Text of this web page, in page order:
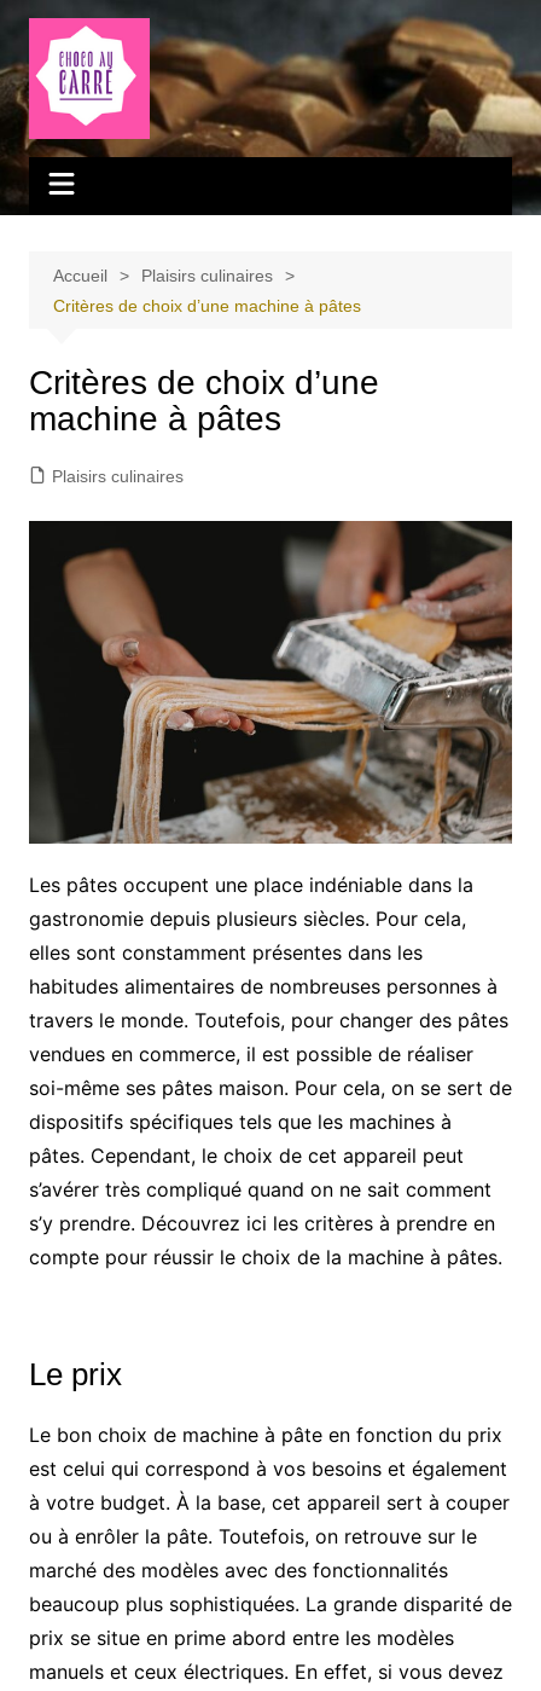
Aller
contenu
Accueil
Plaisirs culinaires
Critères de choix d’une machine à pâtes
Critères de choix d’une
machine à pâtes
Plaisirs culinaires
Les pâtes occupent une place indéniable dans la
gastronomie depuis plusieurs siècles. Pour cela,
elles sont constamment présentes dans les
habitudes alimentaires de nombreuses personnes à
travers le monde. Toutefois, pour changer des pâtes
vendues en commerce, il est possible de réaliser
soi-même ses pâtes maison. Pour cela, on se sert de
dispositifs spécifiques tels que les machines à
pâtes. Cependant, le choix de cet appareil peut
s’avérer très compliqué quand on ne sait comment
s’y prendre. Découvrez ici les critères à prendre en
compte pour réussir le choix de la machine à pâtes.
Le prix
Le bon choix de machine à pâte en fonction du prix
est celui qui correspond à vos besoins et également
à votre budget. À la base, cet appareil sert à couper
ou à enrôler la pâte. Toutefois, on retrouve sur le
marché des modèles avec des fonctionnalités
beaucoup plus sophistiquées. La grande disparité de
prix se situe en prime abord entre les modèles
manuels et ceux électriques. En effet, si vous devez